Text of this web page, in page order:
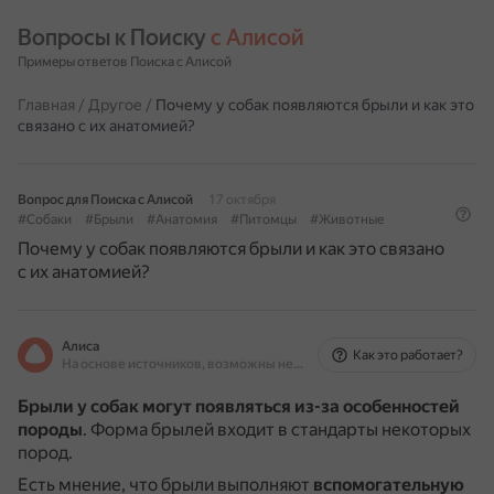
Вопросы к Поиску с Алисой
Примеры ответов Поиска с Алисой
Главная / Другое / Почему у собак появляются брыли и как это
связано с их анатомией?
Вопрос для Поиска с Алисой
17 октября
#Собаки
#Брыли #Анатомия #Питомцы #Животные
Почему у собак появляются брыли и как это связано
с их анатомией?
Алиса
На основе источников, возможны неточности
Как это работает?
Брыли у собак могут появляться из-за особенностей
породы. Форма брылей входит в стандарты некоторых
пород.
Есть мнение, что брыли выполняют вспомогательную